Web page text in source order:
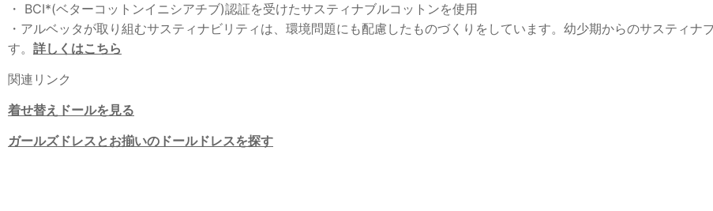
・ BCI*(ベターコットンイニシアチブ)認証を受けたサスティナブルコットンを使用
・アルベッタが取り組むサスティナビリティは、環境問題にも配慮したものづくりをしています。幼少期からのサスティ
す。 詳しくはこちら
関連リンク
着せ替えドールを見る
ガールズドレスとお揃いのドールドレスを探す